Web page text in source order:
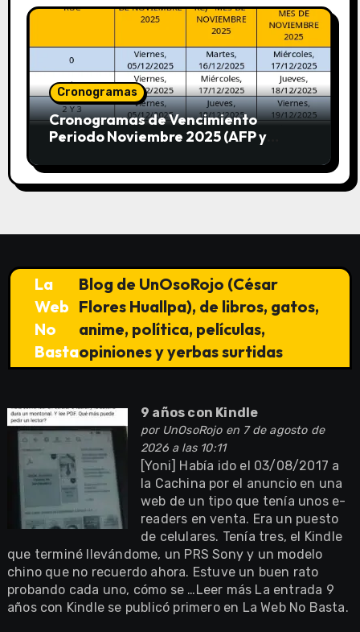
Cronogramas
Cronogramas de Vencimiento
Periodo Noviembre 2025 (AFP y
La
Web
No
Basta
Blog de UnOsoRojo (César
Flores Huallpa), de libros, gatos,
anime, política, películas,
opiniones y yerbas surtidas
9 años con Kindle
por UnOsoRojoen 7 de agosto de
2026 a las 10:11
[Yoni] Había ido el 03/08/2017 a
la Cachina por el anuncio en una
web de un tipo que tenía unos e-
readers en venta. Era un puesto
de celulares. Tenía tres, el Kindle
que terminé llevándome, un PRS Sony y un modelo
chino que no recuerdo ahora. Estuve un buen rato
probando cada uno, cómo se …Leer más La entrada 9
años con Kindle se publicó primero en La Web No Basta.